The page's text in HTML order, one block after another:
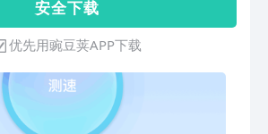
像头检测】防止偷拍，保证安全私密空
；【网络测速】数据真实可靠，一键完
检测，保存历史记录；
安 全 下 载
优先用豌豆荚APP下载